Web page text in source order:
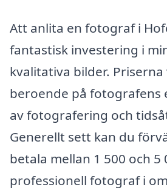
Att anlita en fotograf i
fantastisk investering i
kvalitativa bilder.
beroende på fotografens
av fotografering och
Generellt sett kan du
betala mellan 1 500 och 5
professionell fotograf i